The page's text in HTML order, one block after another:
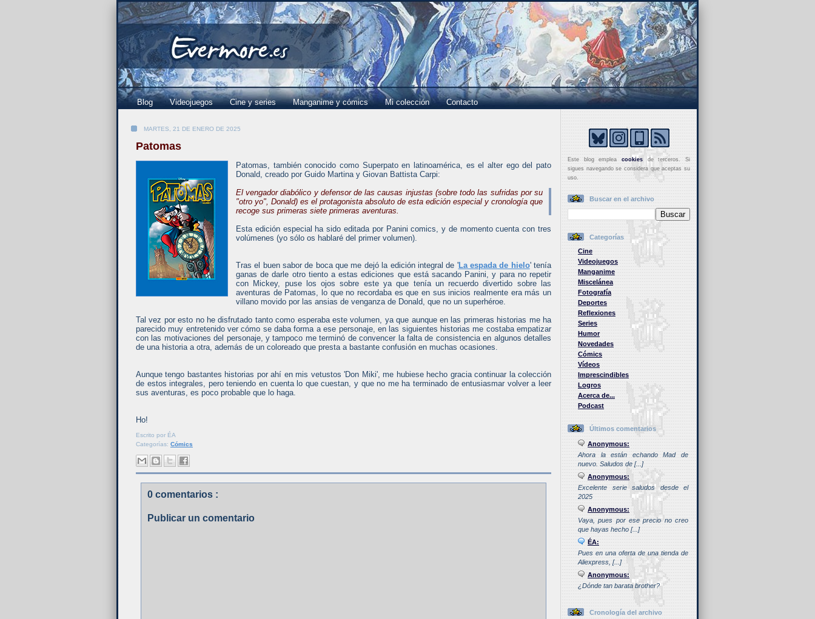
Blog Videojuegos Cine y series Manganime y cómics Mi colección Contacto
MARTES, 21 DE ENERO DE 2025
Patomas
Patomas, también conocido como Superpato en latinoamérica, es el alter ego del pato
Donald, creado por Guido Martina y Giovan Battista Carpi:
El vengador diabólico y defensor de las causas injustas (sobre todo las sufridas por su
"otro yo", Donald) es el protagonista absoluto de esta edición especial y cronología que
recoge sus primeras siete primeras aventuras.
Esta edición especial ha sido editada por Panini comics, y de momento cuenta con tres
volúmenes (yo sólo os hablaré del primer volumen).
Tras el buen sabor de boca que me dejó la edición integral de 'La espada de hielo' tenía
ganas de darle otro tiento a estas ediciones que está sacando Panini, y para no repetir
con Mickey, puse los ojos sobre este ya que tenía un recuerdo divertido sobre las
aventuras de Patomas, lo que no recordaba es que en sus inicios realmente era más un
villano movido por las ansias de venganza de Donald, que no un superhéroe.
Tal vez por esto no he disfrutado tanto como esperaba este volumen, ya que aunque en las primeras historias me ha
parecido muy entretenido ver cómo se daba forma a ese personaje, en las siguientes historias me costaba empatizar
con las motivaciones del personaje, y tampoco me terminó de convencer la falta de consistencia en algunos detalles
de una historia a otra, además de un coloreado que presta a bastante confusión en muchas ocasiones.
Aunque tengo bastantes historias por ahí en mis vetustos 'Don Miki', me hubiese hecho gracia continuar la colección
de estos integrales, pero teniendo en cuenta lo que cuestan, y que no me ha terminado de entusiasmar volver a leer
sus aventuras, es poco probable que lo haga.
Ho!
Escrito por ÉA
Categorías: Cómics
0 comentarios :
Publicar un comentario
Este blog empleacookies de terceros. Si
sigues navegando se considera que aceptas su
uso.
Buscar en el archivo
Categorías
Cine
Videojuegos
Manganime
Miscelánea
Fotografía
Deportes
Reflexiones
Series
Humor
Novedades
Cómics
Vídeos
Imprescindibles
Logros
Acerca de...
Podcast
Últimos comentarios
Anonymous:
Ahora la están echando Mad de
nuevo. Saludos de [...]
Anonymous:
Excelente serie saludos desde el
2025
Anonymous:
Vaya, pues por ese precio no creo
que hayas hecho [...]
ÉA:
Pues en una oferta de una tienda de
Aliexpress, [...]
Anonymous:
¿Dónde tan barata brother?
Cronología del archivo